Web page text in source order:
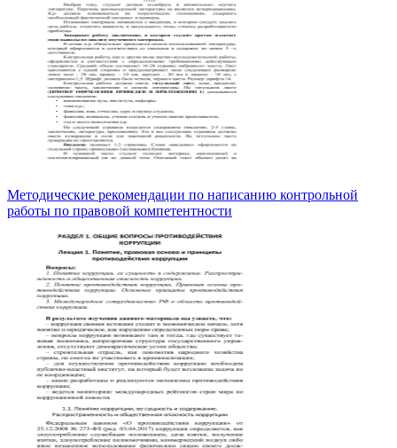
Методические рекомендации по написанию контрольной
работы по правовой компетентности